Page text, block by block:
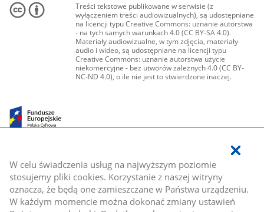
W celu świadczenia usług na najwyższym poziomie
stosujemy pliki cookies. Korzystanie z naszej witryny
oznacza, że będą one zamieszczane w Państwa urządzeniu.
W każdym momencie można dokonać zmiany ustawień
Treści tekstowe publikowane w serwisie (z
wyłączeniem treści audiowizualnych), są udostępniane
na licencji typu Creative Commons: uznanie autorstwa
- na tych samych warunkach 4.0 (CC BY-SA 4.0).
Materiały audiowizualne, w tym zdjęcia, materiały
audio i wideo, są udostępniane na licencji typu
Creative Commons: uznanie autorstwa użycie
niekomercyjne - bez utworów zależnych 4.0 (CC BY-
NC-ND 4.0), o ile nie jest to stwierdzone inaczej.